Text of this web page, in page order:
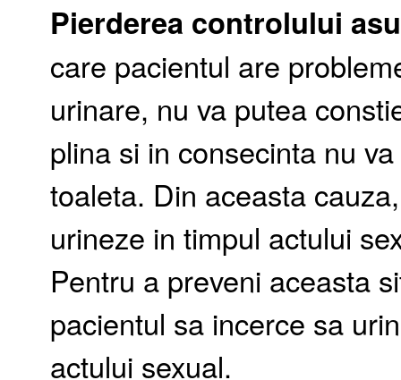
Pierderea controlului
care pacientul are
urinare, nu va putea
plina si in consecinta nu
toaleta. Din aceasta
urineze in timpul actului
Pentru a preveni aceasta
pacientul sa incerce sa
actului sexual.